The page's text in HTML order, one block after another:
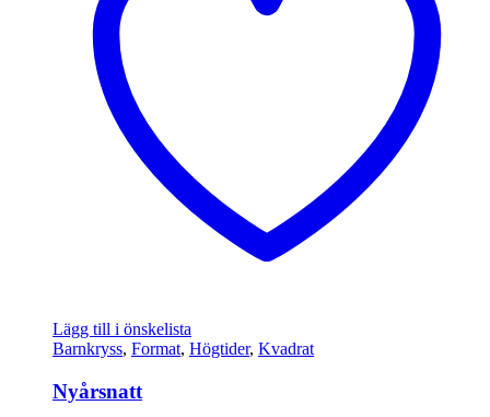
Lägg till i önskelista
Barnkryss, Format, Högtider, Kvadrat
Nyårsnatt